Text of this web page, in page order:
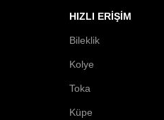
HIZLI ERIŞIM
Bileklik
Kolye
Toka
Küpe